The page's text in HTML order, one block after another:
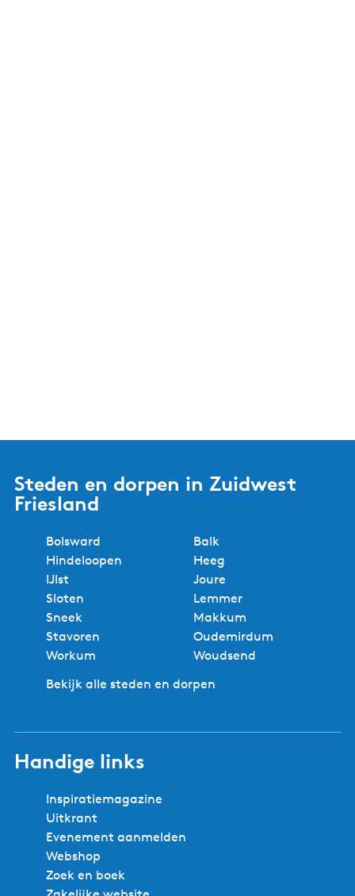
Steden en dorpen in Zuidwest
Friesland
Bolsward
Balk
Hindeloopen
Heeg
IJlst
Joure
Sloten
Lemmer
Sneek
Makkum
Stavoren
Oudemirdum
Workum
Woudsend
Bekijk alle steden en dorpen
Handige links
Inspiratiemagazine
Uitkrant
Evenement aanmelden
Webshop
Zoek en boek